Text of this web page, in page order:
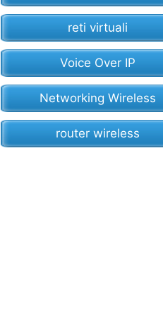
reti virtuali
Voice Over IP
Networking Wireless
router wireless